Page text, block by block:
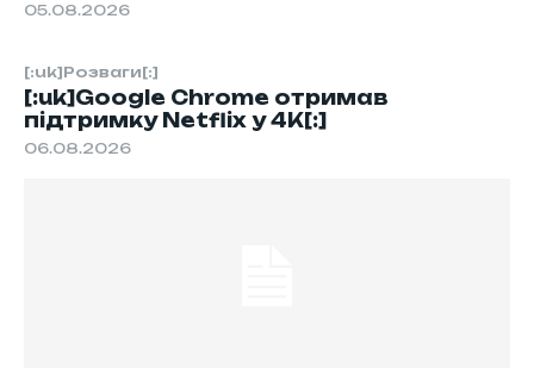
[:uk]Розваги[:]
[:uk]Google Chrome отримав
підтримку Netflix у 4K[:]
06.08.2026
05.08.2026